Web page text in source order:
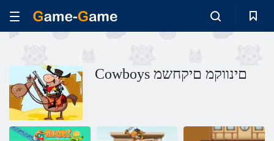
Cowboys םינווקמ םיקחשמ